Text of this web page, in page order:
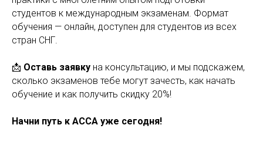
студентов к международным экзаменам. Формат
обучения — онлайн, доступен для студентов из всех
стран СНГ.
📩 Оставь заявку на консультацию, и мы подскажем,
сколько экзаменов тебе могут зачесть, как начать
обучение и как получить скидку 20%!
Начни путь к ACCA уже сегодня!